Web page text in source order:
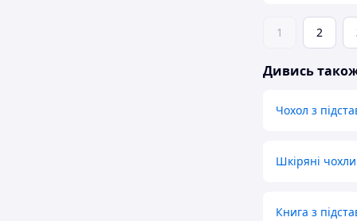
1 2
Дивись
Чохол з
Шкіряні
Книга з